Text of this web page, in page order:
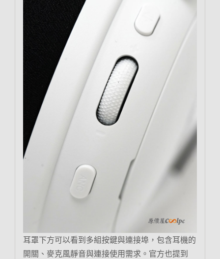
耳罩下方可以看到多組按鍵與連接埠，包含耳機的
開關、麥克風靜音與連接使用需求。官方也提到